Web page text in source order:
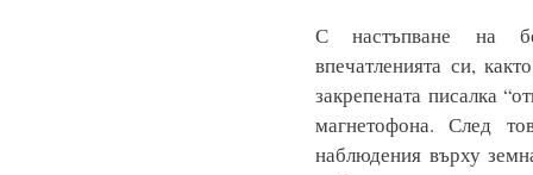
С настъпване на
впечатленията си,
закрепената писалка
магнетофона. След
наблюдения върху